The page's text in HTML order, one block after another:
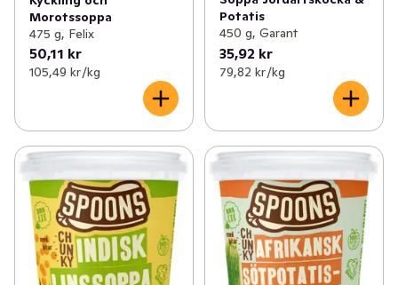
Morotssoppa
475 g, Felix
50,11 kr
105,49 kr /kg
Potatis
450 g, Garant
35,92 kr
79,82 kr /kg